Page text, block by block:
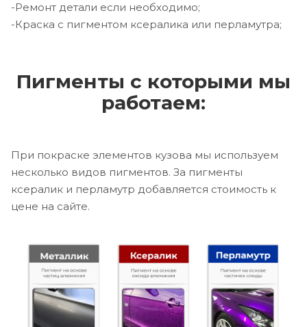
-Ремонт детали если необходимо;
-Краска с пигментом ксералика или перламутра;
Пигменты с которыми мы
работаем:
При покраске элементов кузова мы используем
несколько видов пигментов. За пигменты
ксералик и перламутр добавляется стоимость к
цене на сайте.